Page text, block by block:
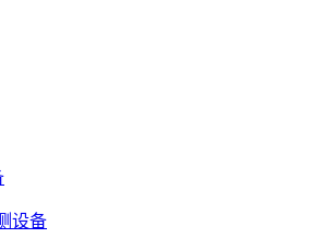
设备